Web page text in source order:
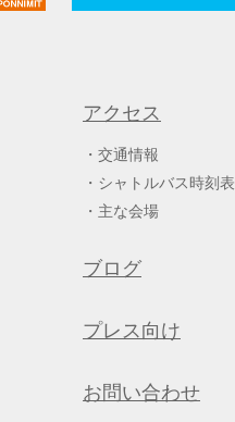
アクセス
交通情報
シャトルバス時刻表
主な会場
ブログ
プレス向け
お問い合わせ